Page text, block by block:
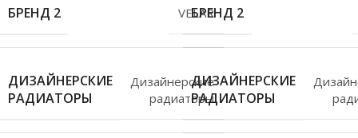
БРЕНД 2 VELAR
ДИЗАЙНЕРСКИЕ
РАДИАТОРЫ
Дизайнерские
радиаторы
БРЕНД 2
ДИЗАЙНЕРСКИЕ
РАДИАТОРЫ